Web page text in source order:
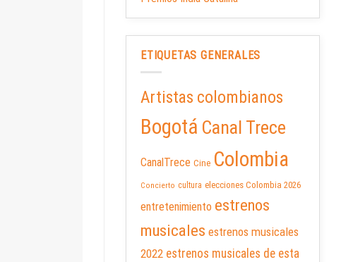
ETIQUETAS GENERALES
Artistas colombianos
Bogotá Canal Trece
CanalTrece Cine Colombia
Concierto cultura elecciones Colombia 2026
entretenimiento estrenos
musicales estrenos musicales
2022 estrenos musicales de esta